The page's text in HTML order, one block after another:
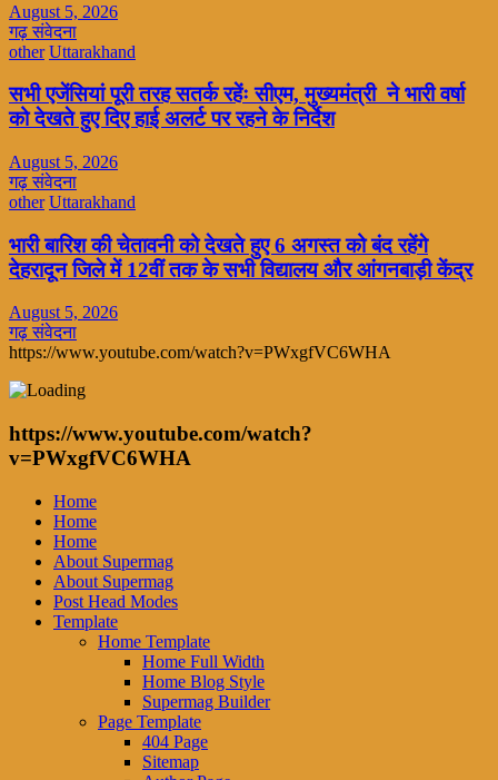
August 5, 2026
गढ़ संवेदना
other Uttarakhand
सभी एजेंसियां पूरी तरह सतर्क रहेंः सीएम, मुख्यमंत्री ने भारी वर्षा
को देखते हुए दिए हाई अलर्ट पर रहने के निर्देश
August 5, 2026
गढ़ संवेदना
other Uttarakhand
भारी बारिश की चेतावनी को देखते हुए 6 अगस्त को बंद रहेंगे
देहरादून जिले में 12वीं तक के सभी विद्यालय और आंगनबाड़ी केंद्र
August 5, 2026
गढ़ संवेदना
https://www.youtube.com/watch?v=PWxgfVC6WHA
https://www.youtube.com/watch?
v=PWxgfVC6WHA
Home
Home
Home
About Supermag
About Supermag
Post Head Modes
Template
Home Template
Home Full Width
Home Blog Style
Supermag Builder
Page Template
404 Page
Sitemap